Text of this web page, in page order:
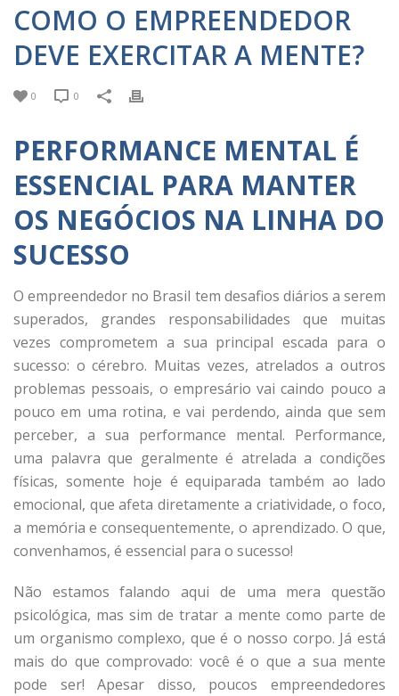
COMO O EMPREENDEDOR
DEVE EXERCITAR A MENTE?
0 0
PERFORMANCE MENTAL É
ESSENCIAL PARA MANTER
OS NEGÓCIOS NA LINHA DO
SUCESSO
O empreendedor no Brasil tem desafios diários a serem
superados, grandes responsabilidades que muitas
vezes comprometem a sua principal escada para o
sucesso: o cérebro. Muitas vezes, atrelados a outros
problemas pessoais, o empresário vai caindo pouco a
pouco em uma rotina, e vai perdendo, ainda que sem
perceber, a sua performance mental. Performance,
uma palavra que geralmente é atrelada a condições
físicas, somente hoje é equiparada também ao lado
emocional, que afeta diretamente a criatividade, o foco,
a memória e consequentemente, o aprendizado. O que,
convenhamos, é essencial para o sucesso!
Não estamos falando aqui de uma mera questão
psicológica, mas sim de tratar a mente como parte de
um organismo complexo, que é o nosso corpo. Já está
mais do que comprovado: você é o que a sua mente
pode ser! Apesar disso, poucos empreendedores